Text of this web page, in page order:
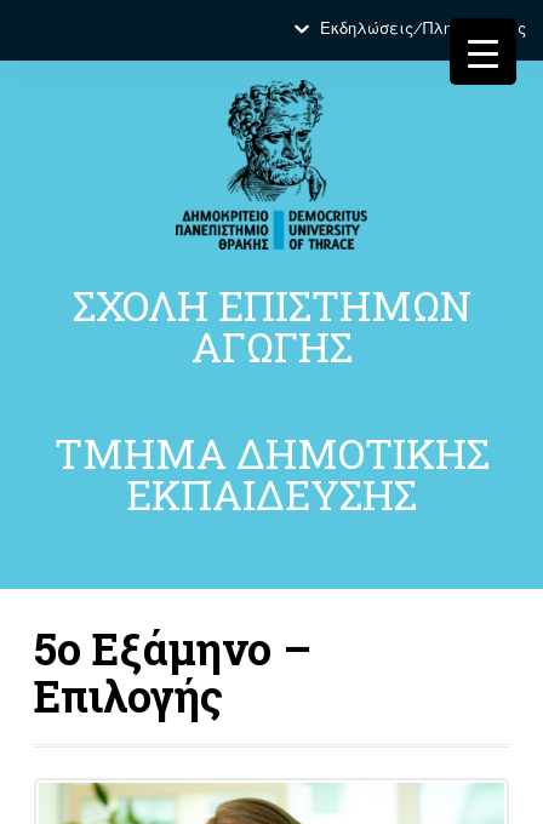
Εκδηλώσεις/Πληροφορίες
ΣΧΟΛΗ ΕΠΙΣΤΗΜΩΝ
ΑΓΩΓΗΣ
ΤΜΗΜΑ ΔΗΜΟΤΙΚΗΣ
ΕΚΠΑΙΔΕΥΣΗΣ
5ο Εξάμηνο –
Επιλογής